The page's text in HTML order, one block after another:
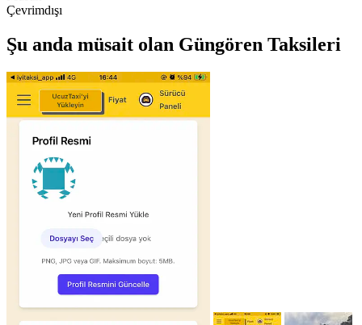
Çevrimdışı
Şu anda müsait olan Güngören Taksileri